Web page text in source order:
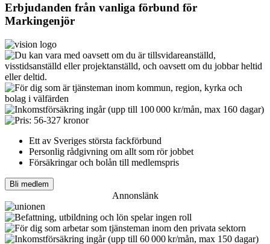
Erbjudanden från vanliga förbund för
Markingenjör
Ett av Sveriges största fackförbund
Personlig rådgivning om allt som rör jobbet
Försäkringar och bolån till medlemspris
Bli medlem
Annonslänk